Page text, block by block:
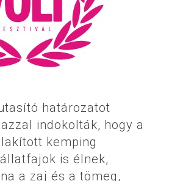
határozatot
indokolták, hogy a
kemping
is élnek,
a zaj és a tömeg,